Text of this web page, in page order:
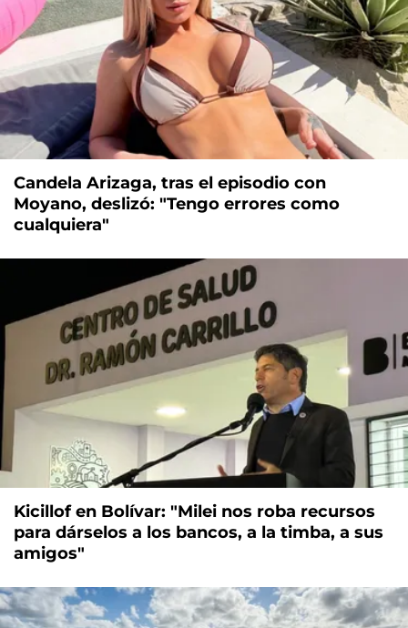
Candela Arizaga, tras el episodio con
Moyano, deslizó: "Tengo errores como
cualquiera"
Kicillof en Bolívar: "Milei nos roba recursos
para dárselos a los bancos, a la timba, a sus
amigos"